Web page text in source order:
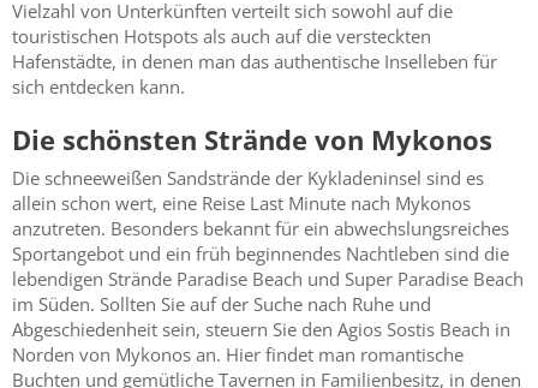
Vielzahl von Unterkünften verteilt sich sowohl auf die
touristischen Hotspots als auch auf die versteckten
Hafenstädte, in denen man das authentische Inselleben für
sich entdecken kann.
Die schönsten Strände von Mykonos
Die schneeweißen Sandstrände der Kykladeninsel sind es
allein schon wert, eine Reise Last Minute nach Mykonos
anzutreten. Besonders bekannt für ein abwechslungsreiches
Sportangebot und ein früh beginnendes Nachtleben sind die
lebendigen Strände Paradise Beach und Super Paradise Beach
im Süden. Sollten Sie auf der Suche nach Ruhe und
Abgeschiedenheit sein, steuern Sie den Agios Sostis Beach in
Norden von Mykonos an. Hier findet man romantische
Buchten und gemütliche Tavernen in Familienbesitz, in denen